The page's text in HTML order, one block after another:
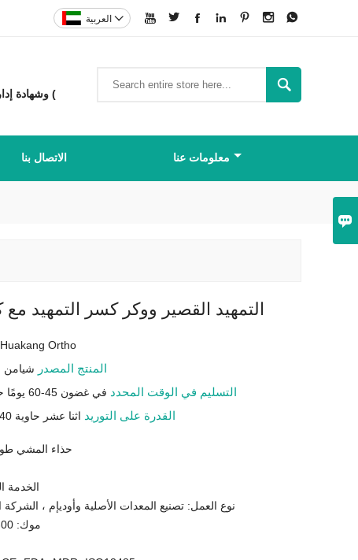

       العربية 
شركة تصنيع المعدات الأصلية (OEM) وتصنيع التصميم الأصلي (ODM) حاصلة على شهادة MDR CE وشهادة إدارة الغذاء والدواء الأمريكية (

الاتصال بنا معلومات عنا
التمهيد القصير ووكر كسر التمهيد مع
Huakang Ortho
المنتج المصدر شيامن
التسليم في الوقت المحدد في غضون 45-60 يومًا حسب كمية طلبك
القدرة على التوريد اثنا عشر حاوية 40 بوصة في الشهر
حذاء المشي
الخدمة
نوع العمل: تصنيع المعدات الأصلية وأوديإم ، الشركة
موك: 300 قطعة (كمرجع)